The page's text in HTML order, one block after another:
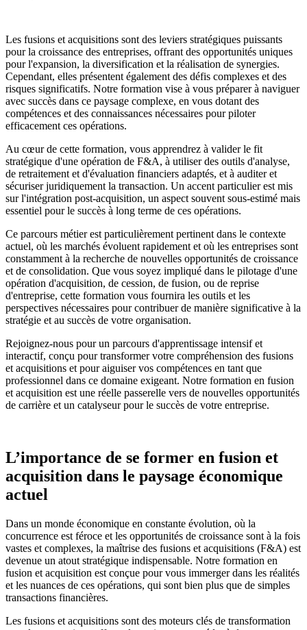
Les fusions et acquisitions sont des leviers stratégiques puissants
pour la croissance des entreprises, offrant des opportunités uniques
pour l'expansion, la diversification et la réalisation de synergies.
Cependant, elles présentent également des défis complexes et des
risques significatifs. Notre formation vise à vous préparer à naviguer
avec succès dans ce paysage complexe, en vous dotant des
compétences et des connaissances nécessaires pour piloter
efficacement ces opérations.
Au cœur de cette formation, vous apprendrez à valider le fit
stratégique d'une opération de F&A, à utiliser des outils d'analyse,
de retraitement et d'évaluation financiers adaptés, et à auditer et
sécuriser juridiquement la transaction. Un accent particulier est mis
sur l'intégration post-acquisition, un aspect souvent sous-estimé mais
essentiel pour le succès à long terme de ces opérations.
Ce parcours métier est particulièrement pertinent dans le contexte
actuel, où les marchés évoluent rapidement et où les entreprises sont
constamment à la recherche de nouvelles opportunités de croissance
et de consolidation. Que vous soyez impliqué dans le pilotage d'une
opération d'acquisition, de cession, de fusion, ou de reprise
d'entreprise, cette formation vous fournira les outils et les
perspectives nécessaires pour contribuer de manière significative à la
stratégie et au succès de votre organisation.
Rejoignez-nous pour un parcours d'apprentissage intensif et
interactif, conçu pour transformer votre compréhension des fusions
et acquisitions et pour aiguiser vos compétences en tant que
professionnel dans ce domaine exigeant. Notre formation en fusion
et acquisition est une réelle passerelle vers de nouvelles opportunités
de carrière et un catalyseur pour le succès de votre entreprise.
L’importance de se former en fusion et
acquisition dans le paysage économique
actuel
Dans un monde économique en constante évolution, où la
concurrence est féroce et les opportunités de croissance sont à la fois
vastes et complexes, la maîtrise des fusions et acquisitions (F&A) est
devenue un atout stratégique indispensable. Notre formation en
fusion et acquisition est conçue pour vous immerger dans les réalités
et les nuances de ces opérations, qui sont bien plus que de simples
transactions financières.
Les fusions et acquisitions sont des moteurs clés de transformation